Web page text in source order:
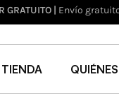
GRATUITO | Envío
TIENDA